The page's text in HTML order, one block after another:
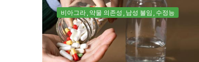
비아그라 약물 의존성 남성 불임 수정능